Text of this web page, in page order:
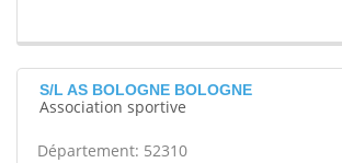
S/L AS BOLOGNE BOLOGNE
Association sportive
Département: 52310